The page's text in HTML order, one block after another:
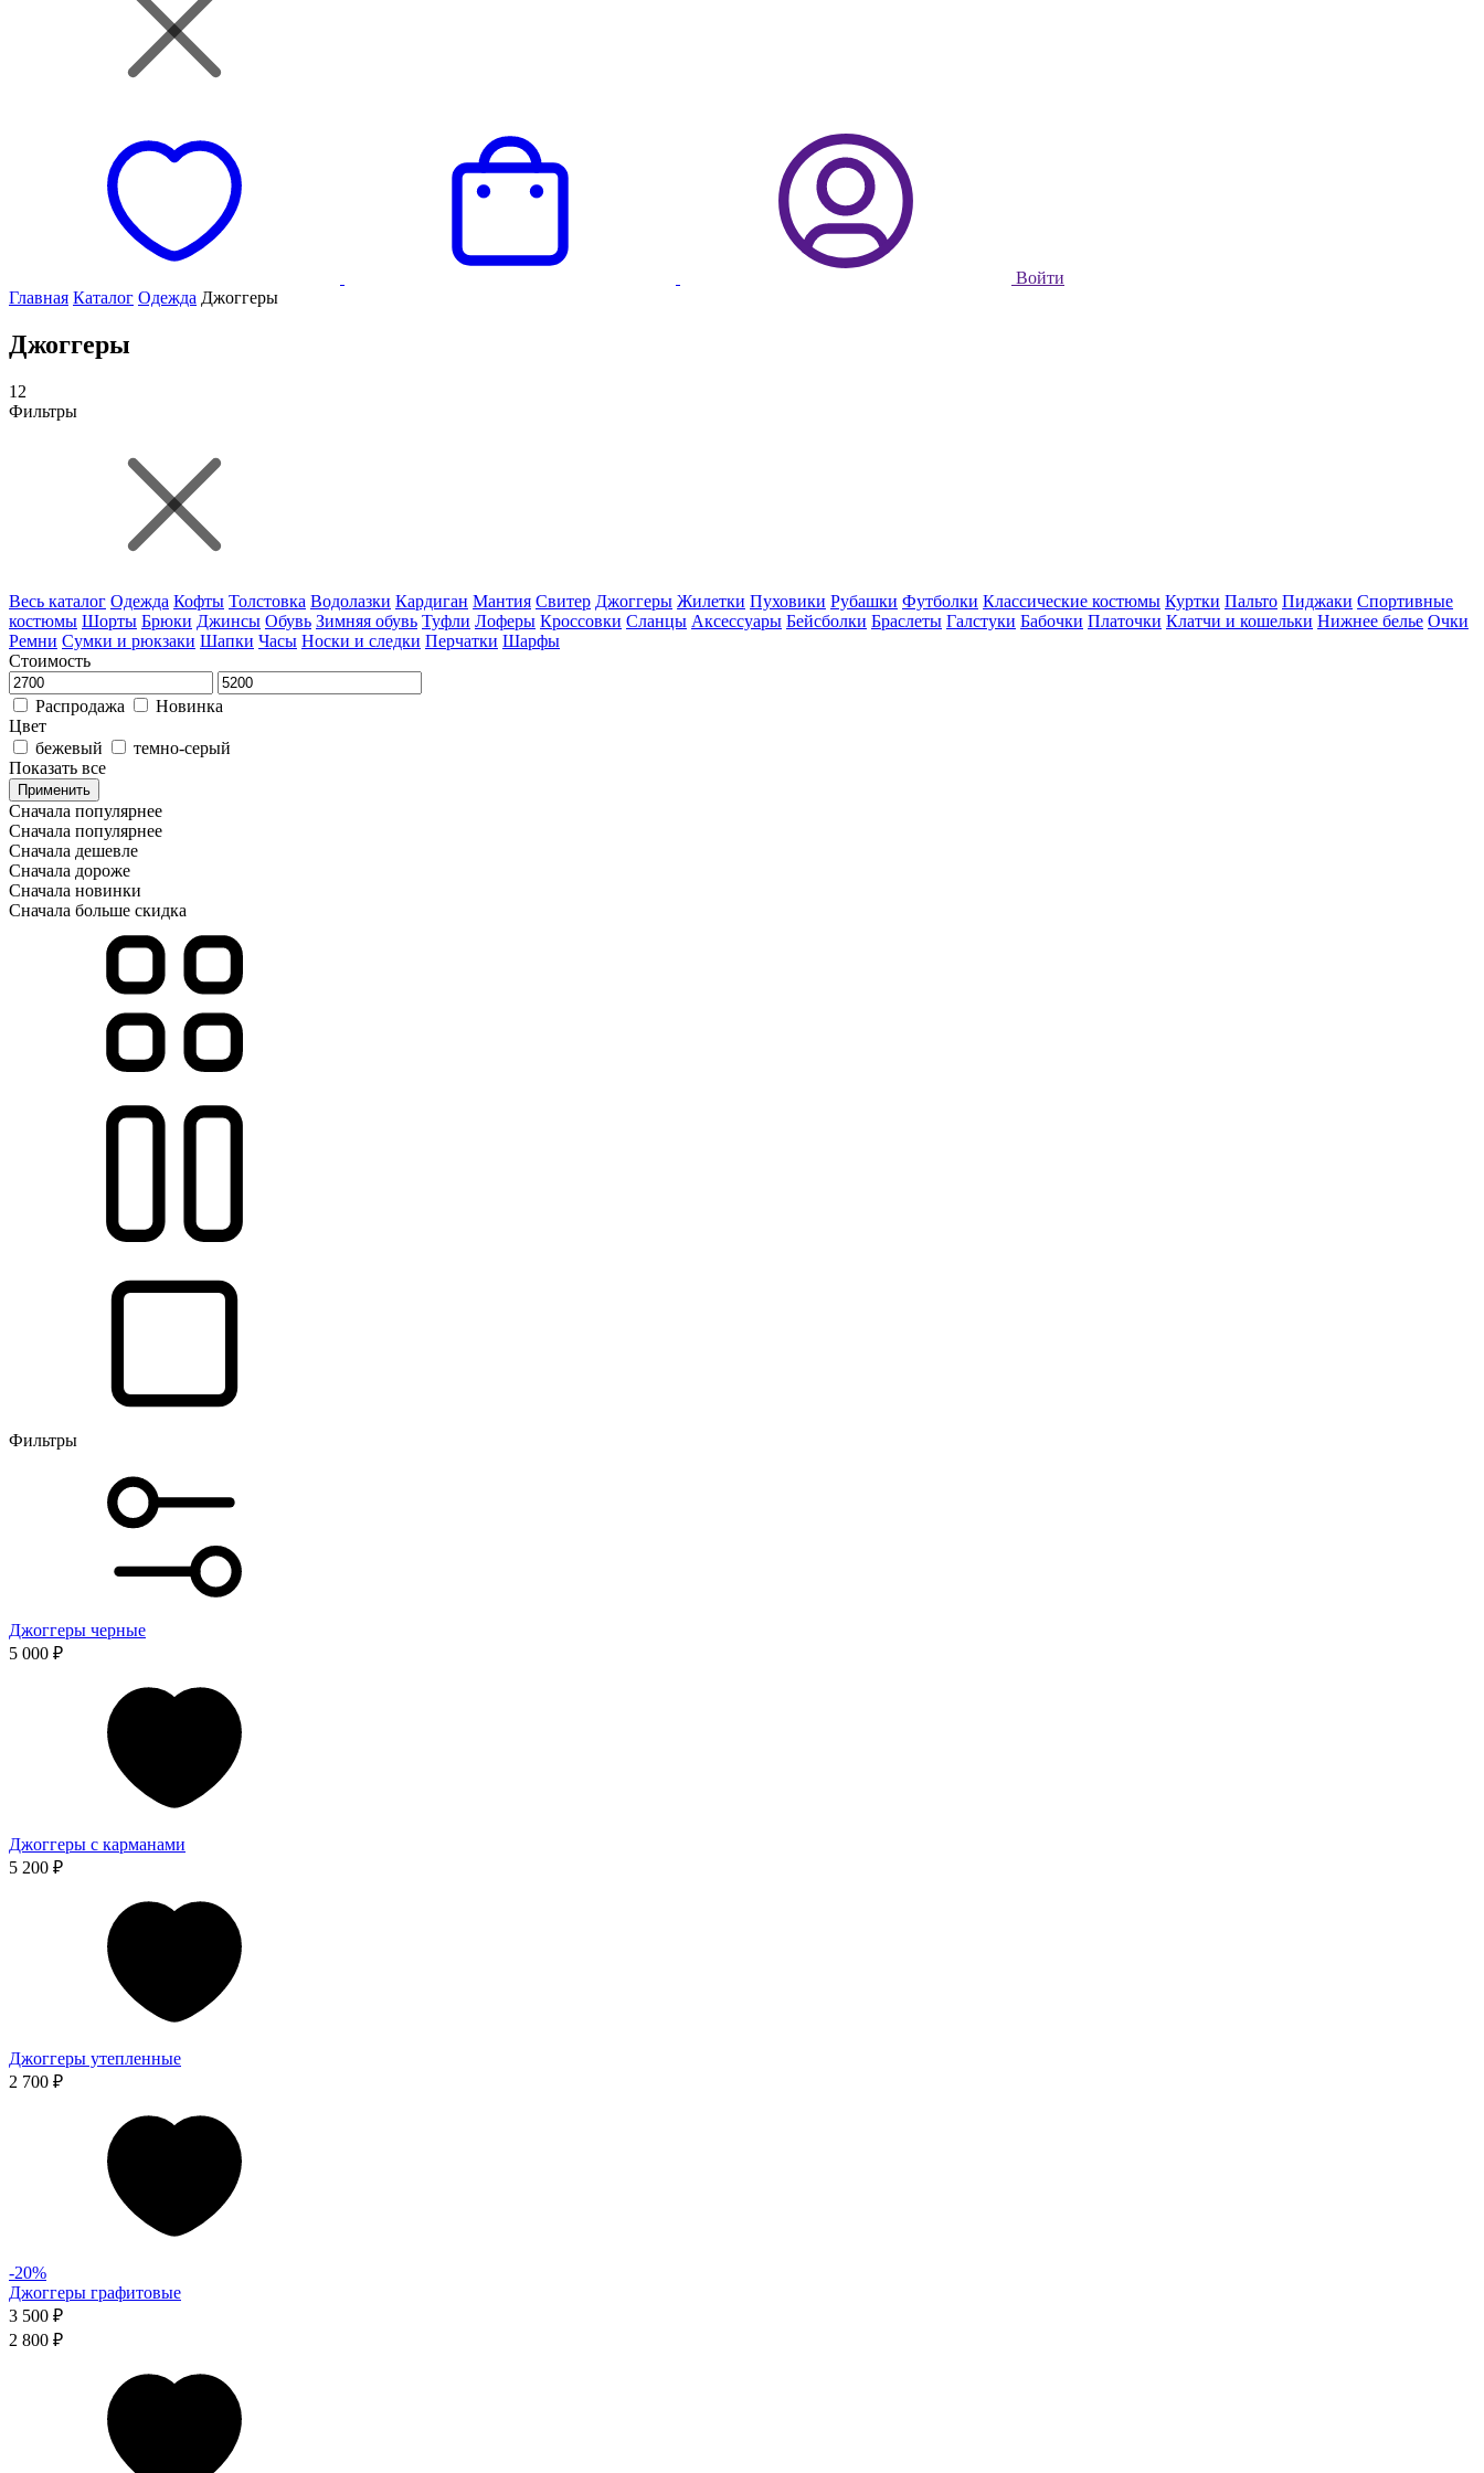
Войти
Главная Каталог Одежда Джоггеры
Джоггеры
12
Фильтры
Весь каталог Одежда Кофты Толстовка Водолазки Кардиган Мантия Свитер Джоггеры Жилетки Пуховики Рубашки Футболки Классические костюмы Куртки Пальто Пиджаки Спортивные
костюмы Шорты Брюки Джинсы Обувь Зимняя обувь Туфли Лоферы Кроссовки Сланцы Аксессуары Бейсболки Браслеты Галстуки Бабочки Платочки Клатчи и кошельки Нижнее белье Очки
Ремни Сумки и рюкзаки Шапки Часы Носки и следки Перчатки Шарфы
Стоимость
Распродажа
Новинка
Цвет
бежевый
темно-серый
Показать все
Применить
Сначала популярнее
Сначала популярнее
Сначала дешевле
Сначала дороже
Сначала новинки
Сначала больше скидка
Фильтры
Джоггеры черные
5 000 ₽
Джоггеры с карманами
5 200 ₽
Джоггеры утепленные
2 700 ₽
-20%
Джоггеры графитовые
3 500 ₽
2 800 ₽